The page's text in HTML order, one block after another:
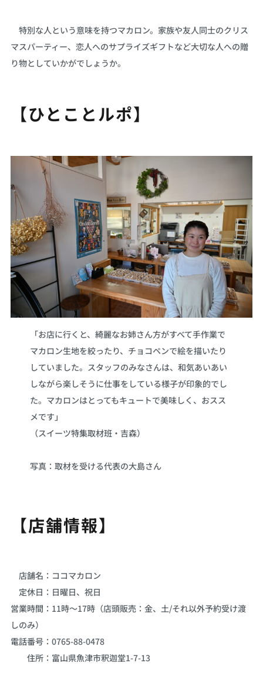
特別な人という意味を持つマカロン。家族や友人同士のクリス
マスパーティー、恋人へのサプライズギフトなど大切な人への贈
り物としていかがでしょうか。
【ひとことルポ】
「お店に行くと、綺麗なお姉さん方がすべて手作業で
マカロン生地を絞ったり、チョコペンで絵を描いたり
していました。スタッフのみなさんは、和気あいあい
しながら楽しそうに仕事をしている様子が印象的でし
た。マカロンはとってもキュートで美味しく、おスス
メです」
（スイーツ特集取材班・吉森）
写真：取材を受ける代表の大島さん
【店舗情報】
店舗名：ココマカロン
定休日：日曜日、祝日
営業時間：11時～17時（店頭販売：金、土/それ以外予約受け渡
しのみ）
電話番号：0765-88-0478
住所：富山県魚津市釈迦堂1-7-13